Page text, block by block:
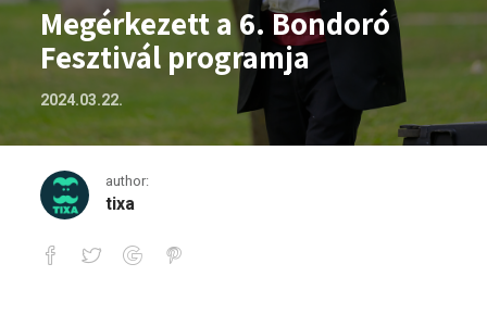
Megérkezett a 6. Bondoró
Fesztivál programja
2024.03.22.
author:
tixa